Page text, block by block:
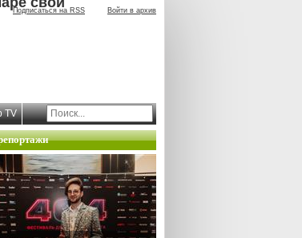
Подписаться на RSS Войти в архив
TV